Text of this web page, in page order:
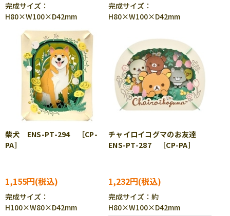
完成サイズ：
H80×W100×D42mm
完成サイズ：
H80×W100×D42mm
柴犬 ENS-PT-294 ［CP-
PA］
1,155円
完成サイズ：
H100×W80×D42mm
チャイロイコグマのお友達
ENS-PT-287 ［CP-PA］
1,232円
完成サイズ：約
H80×W100×D42mm